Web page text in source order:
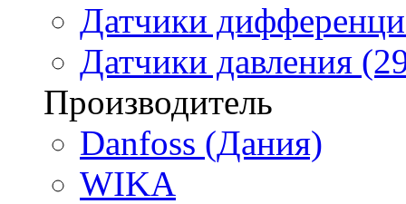
Датчики
Датчики давления
Производитель
Danfoss (Дания)
WIKA